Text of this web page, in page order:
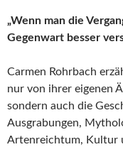
„Wenn man die
Gegenwart besser
Carmen Rohrbach
nur von ihrer eigenen
sondern auch die
Ausgrabungen,
Artenreichtum, Kultur